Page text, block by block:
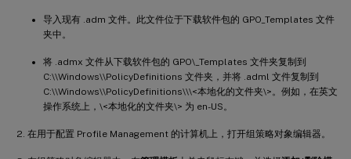
导入现有 .adm 文件。此文件位于下载软件包的 GPO_Templates 文件
夹中。
将 .admx 文件从下载软件包的 GPO\_Templates 文件夹复制到
C:\\Windows\\PolicyDefinitions 文件夹，并将 .adml 文件复制到
C:\\Windows\\PolicyDefinitions\\\<本地化的文件夹\>。例如，在英文
操作系统上，\<本地化的文件夹\> 为 en-US。
在用于配置 Profile Management 的计算机上，打开组策略对象编辑器。